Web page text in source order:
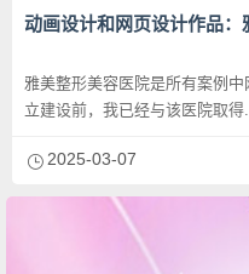
动画设计和网页设计作品：
雅美整形美容医院是所有案例
立建设前，我已经与该医院取得
2025-03-07